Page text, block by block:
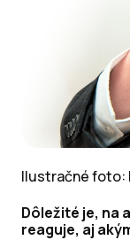
Ilustračné foto:
Dôležité je, na
reaguje, aj